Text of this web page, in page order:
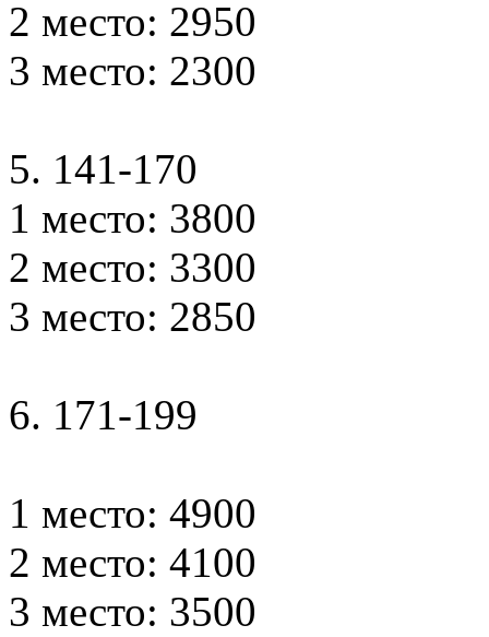
2 место: 2950
3 место: 2300
5. 141-170
1 место: 3800
2 место: 3300
3 место: 2850
6. 171-199
1 место: 4900
2 место: 4100
3 место: 3500